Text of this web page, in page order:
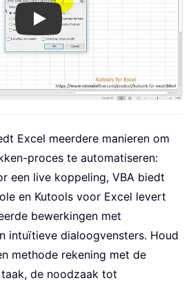
Play
Excel meerdere manieren om
proces te automatiseren:
een live koppeling, VBA biedt
en Kutools voor Excel levert
bewerkingen met
intuïtieve dialoogvensters. Houd
methode rekening met de
de noodzaak tot